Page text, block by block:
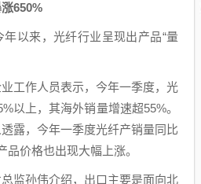
650%
以来，光纤行业呈现出产品“量
作人员表示，今年一季度，光
以上，其海外销量增速超55%。
露，今年一季度光纤产销量同比
价格也出现大幅上涨。
孙伟介绍，出口主要是面向北